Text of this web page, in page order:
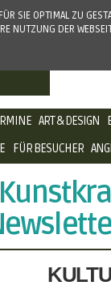
NAVIGATION
ART & DESIGN
FÜR BESUCHER
SIE OPTIMAL ZU
NUTZUNG DER